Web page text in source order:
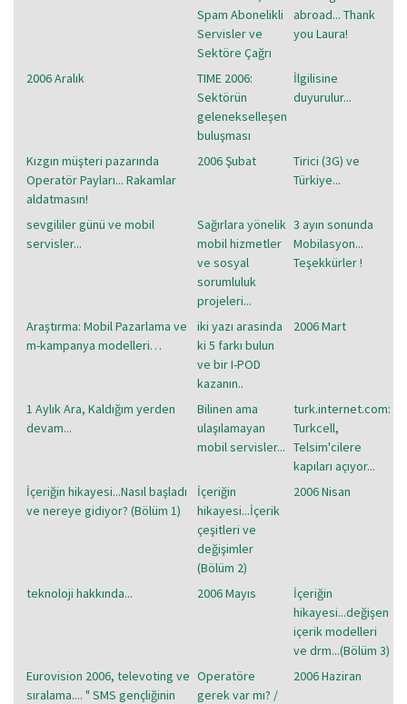
Spam Abonelikli
Servisler ve
Sektöre Çağrı
abroad... Thank
you Laura!
2006 Aralık
TIME 2006:
Sektörün
gelenekselleşen
buluşması
İlgilisine
duyurulur...
Kızgın müşteri pazarında
Operatör Payları... Rakamlar
aldatmasın!
2006 Şubat
Tirici (3G) ve
Türkiye...
sevgililer günü ve mobil
servisler...
Sağırlara yönelik
mobil hizmetler
ve sosyal
sorumluluk
projeleri...
3 ayın sonunda
Mobilasyon...
Teşekkürler !
Araştırma: Mobil Pazarlama ve
m-kampanya modelleri…
iki yazı arasinda
ki 5 farkı bulun
ve bir I-POD
kazanın..
2006 Mart
1 Aylık Ara, Kaldığım yerden
devam...
Bilinen ama
ulaşılamayan
mobil servisler...
turk.internet.com:
Turkcell,
Telsim'cilere
kapıları açıyor...
İçeriğin hikayesi...Nasıl başladı
ve nereye gidiyor? (Bölüm 1)
İçeriğin
hikayesi...İçerik
çeşitleri ve
değişimler
(Bölüm 2)
2006 Nisan
teknoloji hakkında... 2006 Mayıs
İçeriğin
hikayesi...değişen
içerik modelleri
ve drm...(Bölüm 3)
Eurovision 2006, televoting ve
sıralama.... " SMS gençliğinin
Operatöre
gerek var mı? /
2006 Haziran